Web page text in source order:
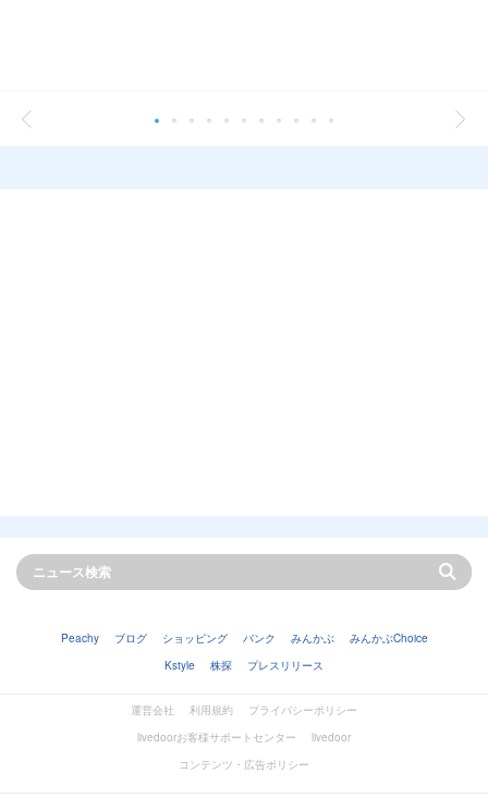
Peachy ブログ ショッピング バンク みんかぶ
みんかぶChoice
Kstyle
株探 プレスリリース
運営会社 利用規約
プライバシーポリシー
livedoorお客様サポートセンター
livedoor
コンテンツ・広告ポリシー